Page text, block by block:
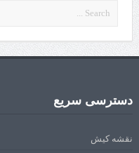
دسترسی سریع
نقشه کیش